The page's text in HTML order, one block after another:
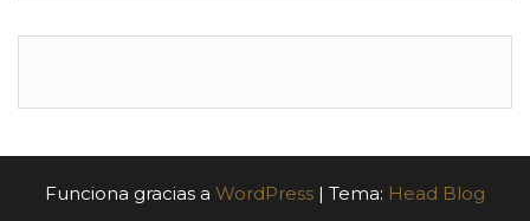
Funciona gracias a WordPress | Tema: Head Blog